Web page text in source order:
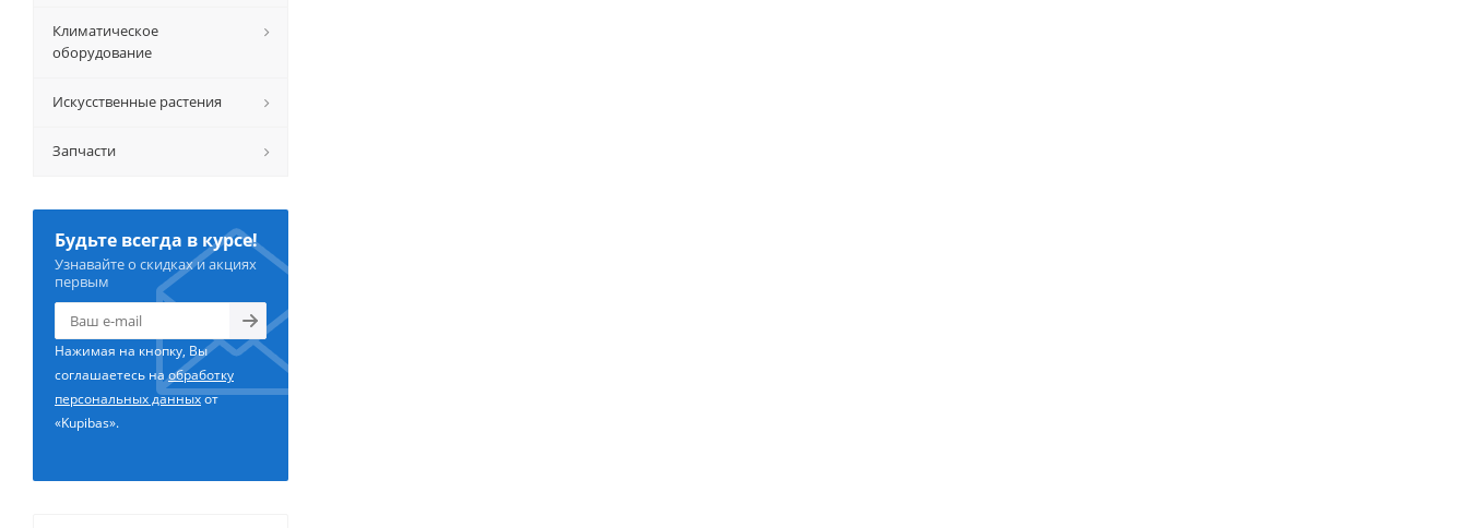
Климатическое
оборудование
Искусственные растения
Запчасти
Будьте всегда в курсе!
Узнавайте о скидках и акциях
первым
Нажимая на кнопку, Вы
соглашаетесь наобработку
персональных данныхот
«Kupibas».